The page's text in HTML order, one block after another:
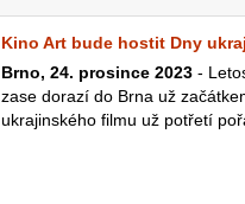
Kino Art bude hostit Dny
Brno, 24. prosince 2023 -
zase dorazí do Brna už
ukrajinského filmu už potřetí